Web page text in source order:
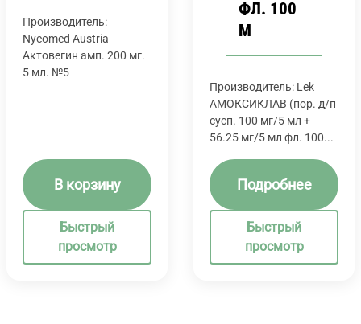
Производитель:
Nycomed Austria
Актовегин амп. 200 мг.
5 мл. №5
В корзину
Быстрый
просмотр
ФЛ. 100
М
Производитель: Lek
АМОКСИКЛАВ (пор. д/п
сусп. 100 мг/5 мл +
56.25 мг/5 мл фл. 100...
Подробнее
Быстрый
просмотр